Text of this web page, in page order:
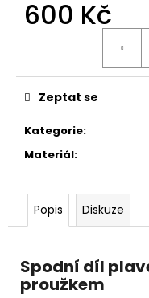
600 Kč
Kategorie:
Materiál:
Zeptat se
Popis Diskuze
Spodní díl
proužkem
u
m
e
DÁMSKÉ
PLAVKY
RŮŽOVÝ
PROUŽEK
1